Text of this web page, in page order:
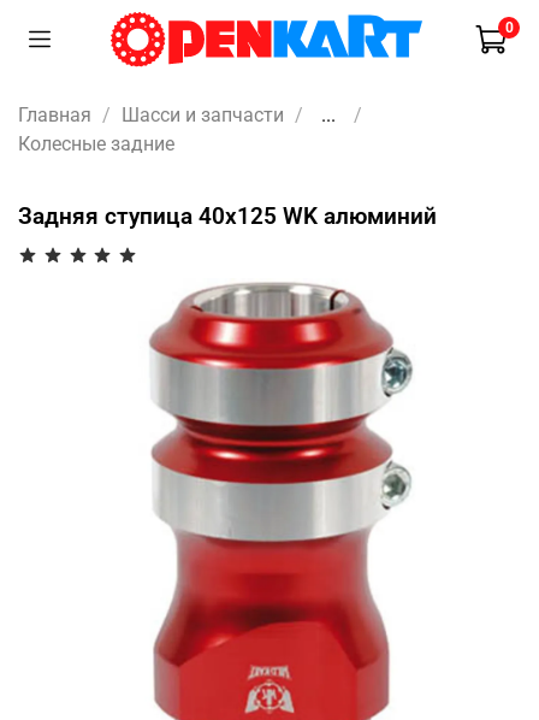
0
Главная Шасси и запчасти
...
Колесные задние
Задняя ступица 40х125 WK алюминий